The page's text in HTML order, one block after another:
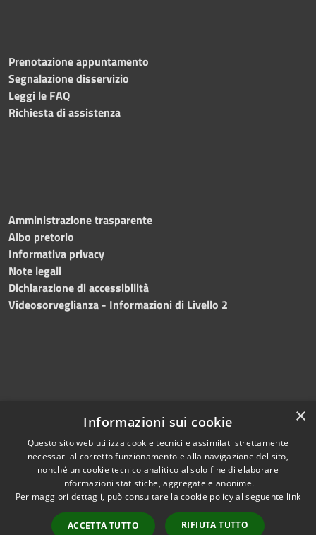
Prenotazione appuntamento
Segnalazione disservizio
Leggi le FAQ
Richiesta di assistenza
Amministrazione trasparente
Albo pretorio
Informativa privacy
Note legali
Dichiarazione di accessibilità
Videosorveglianza - Informazioni di Livello 2
Accessibilità
Privacy
Copyright © 2024 •
Comune di Mazara del
Vallo• Powered
byMunicipium• Redazione
×
Informazioni sui cookie
Questo sito web utilizza cookie tecnici e assimilati strettamente
necessari al corretto funzionamento e alla navigazione del sito,
nonché un cookie tecnico analitico al solo fine di elaborare
informazioni statistiche, aggregate e anonime.
Per maggiori dettagli, può consultare la cookie policy al seguente link
ACCETTA TUTTO RIFIUTA TUTTO